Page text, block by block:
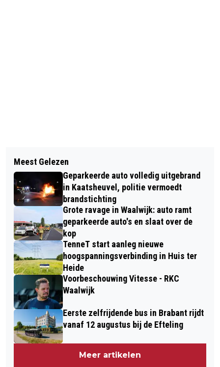
MOERS PINKSTERWEEKEND BLIJFT NA
42 JAAR HÉT DORPSFEEST VAN DE
MOER
ADRIE BOGERS TEKENT VOOR ÉÉN
SEIZOEN ALS ASSISTENT-TRAINER
VAN RKC WAALWIJK
Meest Gelezen
Geparkeerde auto volledig uitgebrand
in Kaatsheuvel, politie vermoedt
brandstichting
Grote ravage in Waalwijk: auto ramt
geparkeerde auto's en slaat over de
kop
TenneT start aanleg nieuwe
hoogspanningsverbinding in Huis ter
Heide
Voorbeschouwing Vitesse - RKC
Waalwijk
Eerste zelfrijdende bus in Brabant rijdt
vanaf 12 augustus bij de Efteling
Meer artikelen